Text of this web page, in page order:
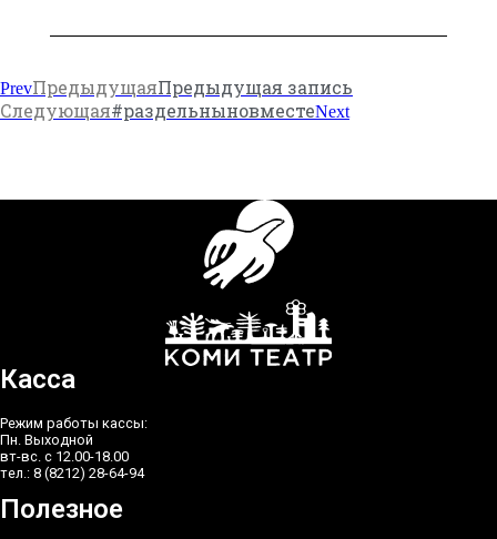
PrevПредыдущаяПредыдущая запись
Следующая#раздельныновместеNext
Касса
Режим работы кассы:
Пн. Выходной
вт-вс. с 12.00-18.00
тел.: 8 (8212) 28-64-94
Полезное